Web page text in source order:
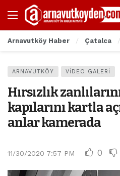
Arnavutköy Haber Çatalca
ARNAVUTKÖY VIDEO GALERI
Hırsızlık
kapılarını kartla
anlar kamerada
11/30/2020 7:57 PM 0